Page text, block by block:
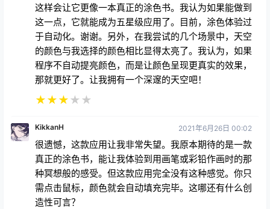
这样会让它更像一本真正的涂色书。我认为如果能做到
这一点，它就能成为五星级应用了。目前，涂色体验过
于自动化。谢谢。另外，在我尝试的几个场景中，天空
的颜色与我选择的颜色相比显得太亮了。我认为，如果
程序不自动提亮颜色，而是让颜色呈现更真实的效果，
那就更好了。让我拥有一个深邃的天空吧！
★★★★ ★
KikkanH 2021年6月26日 00:02
很遗憾，这款应用让我非常失望。我原本期待的是一款
真正的涂色书，能让我体验到用画笔或彩铅作画时的那
种冥想般的感受。但这款应用完全没有这种感觉。你只
需点击鼠标，颜色就会自动填充完毕。这哪还有什么创
造性可言？